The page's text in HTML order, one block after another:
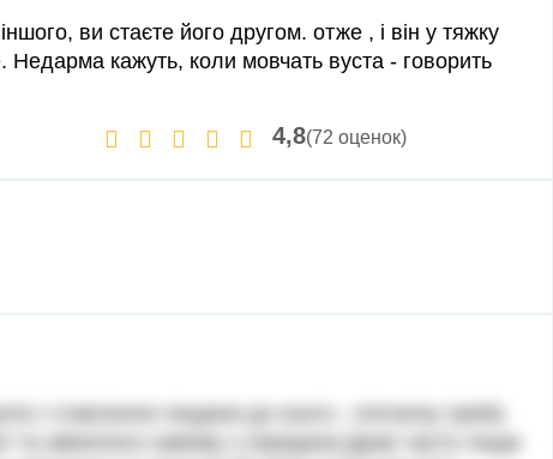
ви стаєте його другом. отже , і він у тяжку
Недарма кажуть, коли мовчать вуста - говорить
4,8(72 оценок)
і ставлення людини до нього.. спочатку треба
та змінитися самому з середини.Дуже часто люди